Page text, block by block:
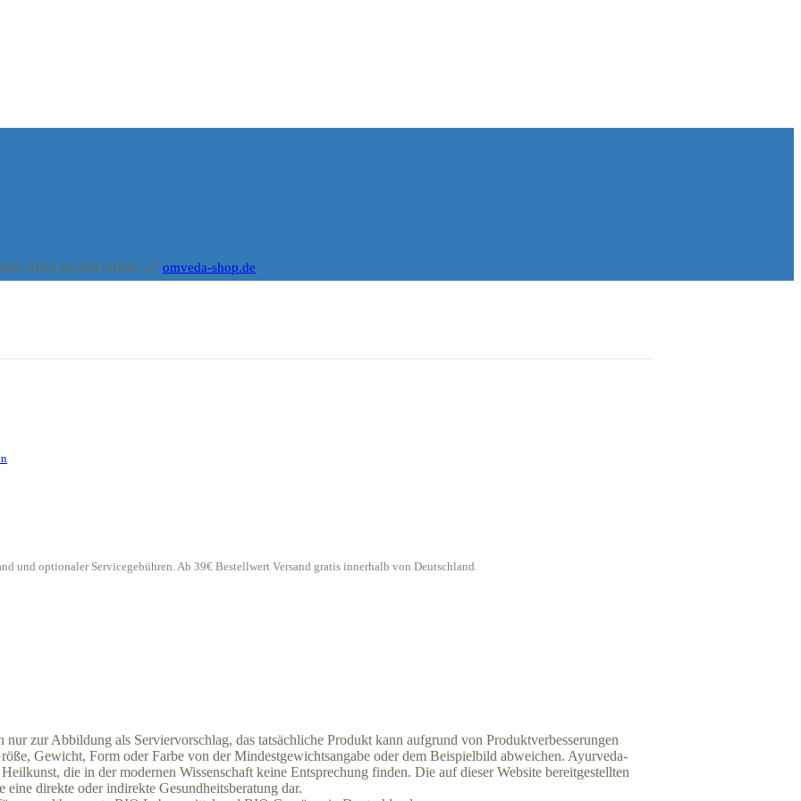
Shop ist jetzt online: 🔗 omveda-shop.de
und optionaler Servicegebühren. Ab 39€ Bestellwert Versand gratis innerhalb von Deutschland.
zur Abbildung als Serviervorschlag, das tatsächliche Produkt kann aufgrund von Produktverbesserungen
Gewicht, Form oder Farbe von der Mindestgewichtsangabe oder dem Beispielbild abweichen. Ayurveda-
die in der modernen Wissenschaft keine Entsprechung finden. Die auf dieser Website bereitgestellten
direkte oder indirekte Gesundheitsberatung dar.